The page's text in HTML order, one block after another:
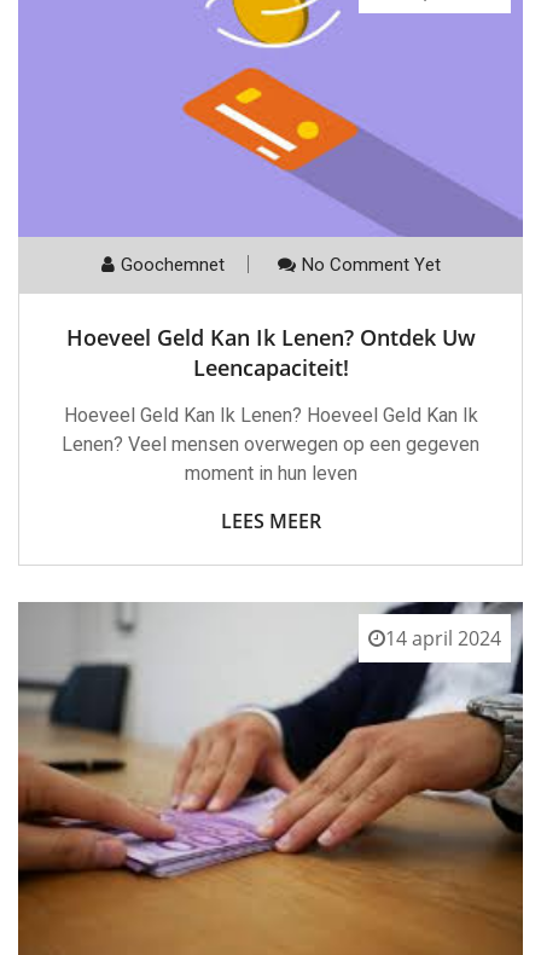
Goochemnet No Comment Yet
Hoeveel Geld Kan Ik Lenen? Ontdek Uw
Leencapaciteit!
Hoeveel Geld Kan Ik Lenen? Hoeveel Geld Kan Ik
Lenen? Veel mensen overwegen op een gegeven
moment in hun leven
LEES MEER
14 april 2024